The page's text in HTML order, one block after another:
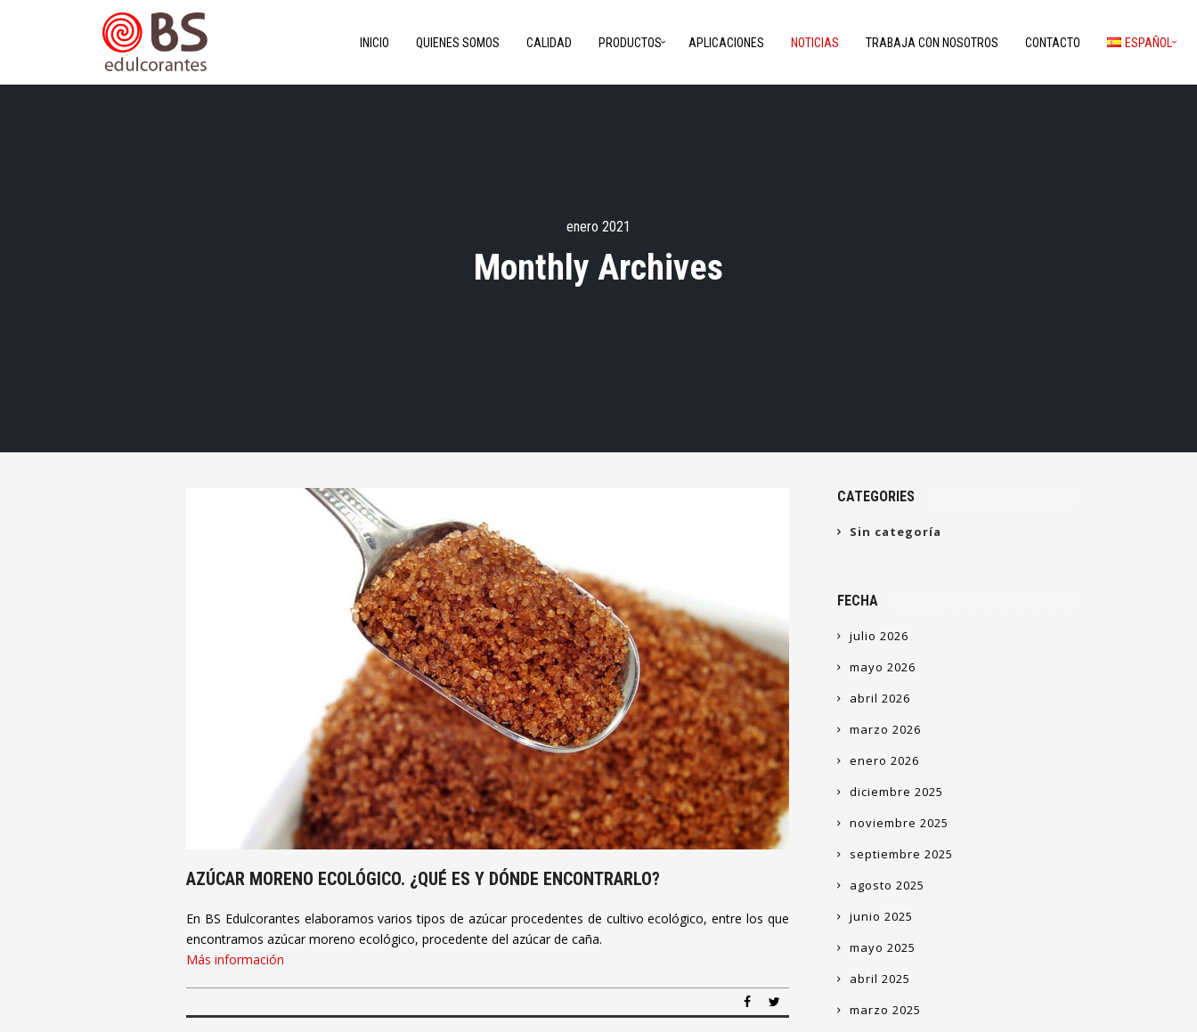
INICIO QUIENES SOMOS CALIDAD PRODUCTOS APLICACIONES NOTICIAS TRABAJA CON NOSOTROS CONTACTO ESPAÑOL
enero 2021
Monthly Archives
AZÚCAR MORENO ECOLÓGICO. ¿QUÉ ES Y DÓNDE ENCONTRARLO?
En BS Edulcorantes elaboramos varios tipos de azúcar procedentes de cultivo ecológico, entre los que
encontramos azúcar moreno ecológico, procedente del azúcar de caña.
Más información
CATEGORIES
Sin categoría
FECHA
julio 2026
mayo 2026
abril 2026
marzo 2026
enero 2026
diciembre 2025
noviembre 2025
septiembre 2025
agosto 2025
junio 2025
mayo 2025
abril 2025
marzo 2025